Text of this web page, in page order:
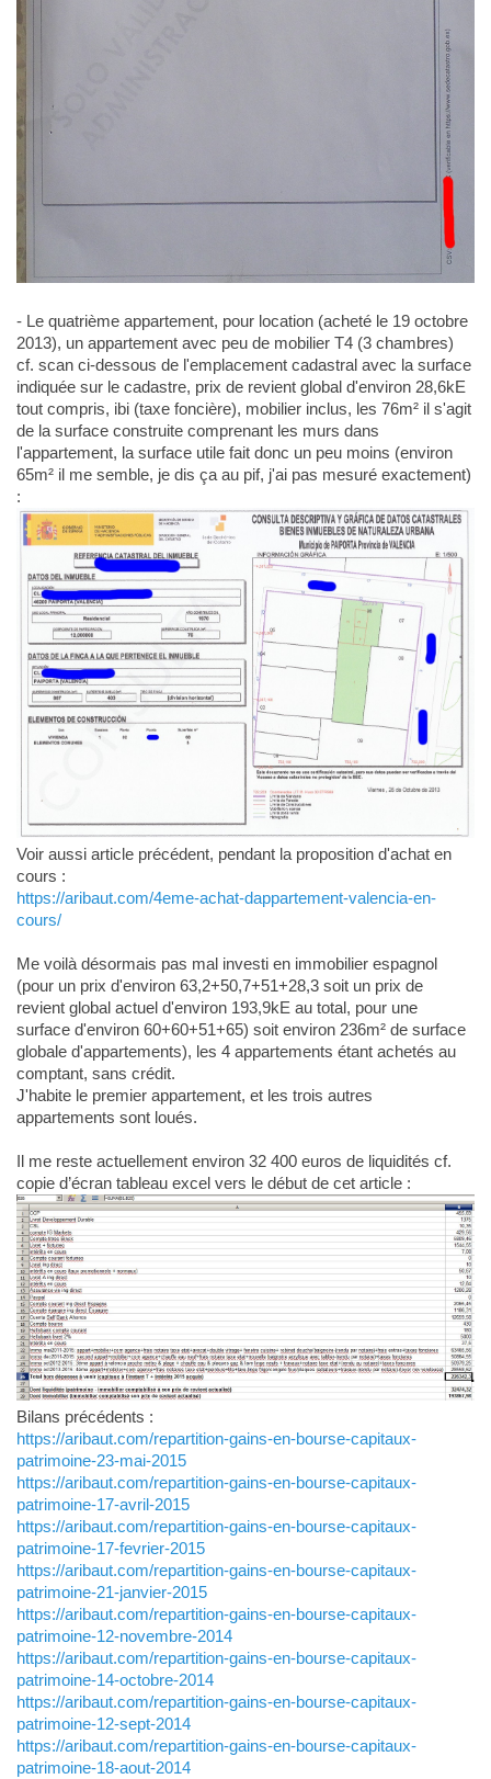
- Le quatrième appartement, pour location (acheté le 19 octobre
2013), un appartement avec peu de mobilier T4 (3 chambres)
cf. scan ci-dessous de l'emplacement cadastral avec la surface
indiquée sur le cadastre, prix de revient global d'environ 28,6kE
tout compris, ibi (taxe foncière), mobilier inclus, les 76m² il s'agit
de la surface construite comprenant les murs dans
l'appartement, la surface utile fait donc un peu moins (environ
65m² il me semble, je dis ça au pif, j'ai pas mesuré exactement)
:
Voir aussi article précédent, pendant la proposition d'achat en
cours :
https://aribaut.com/4eme-achat-dappartement-valencia-en-
cours/
Me voilà désormais pas mal investi en immobilier espagnol
(pour un prix d'environ 63,2+50,7+51+28,3 soit un prix de
revient global actuel d'environ 193,9kE au total, pour une
surface d'environ 60+60+51+65) soit environ 236m² de surface
globale d'appartements), les 4 appartements étant achetés au
comptant, sans crédit.
J'habite le premier appartement, et les trois autres
appartements sont loués.
Il me reste actuellement environ 32 400 euros de liquidités cf.
copie d’écran tableau excel vers le début de cet article :
Bilans précédents :
https://aribaut.com/repartition-gains-en-bourse-capitaux-
patrimoine-23-mai-2015
https://aribaut.com/repartition-gains-en-bourse-capitaux-
patrimoine-17-avril-2015
https://aribaut.com/repartition-gains-en-bourse-capitaux-
patrimoine-17-fevrier-2015
https://aribaut.com/repartition-gains-en-bourse-capitaux-
patrimoine-21-janvier-2015
https://aribaut.com/repartition-gains-en-bourse-capitaux-
patrimoine-12-novembre-2014
https://aribaut.com/repartition-gains-en-bourse-capitaux-
patrimoine-14-octobre-2014
https://aribaut.com/repartition-gains-en-bourse-capitaux-
patrimoine-12-sept-2014
https://aribaut.com/repartition-gains-en-bourse-capitaux-
patrimoine-18-aout-2014